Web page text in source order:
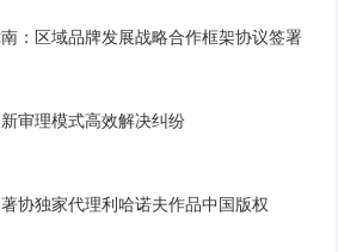
南：区域品牌发展战略合作框架协议签署
新审理模式高效解决纠纷
著协独家代理利哈诺夫作品中国版权